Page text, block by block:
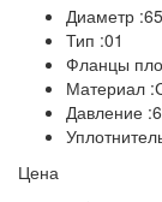
Диаметр
Тип :01
Фланцы
Материал
Давление
Цена